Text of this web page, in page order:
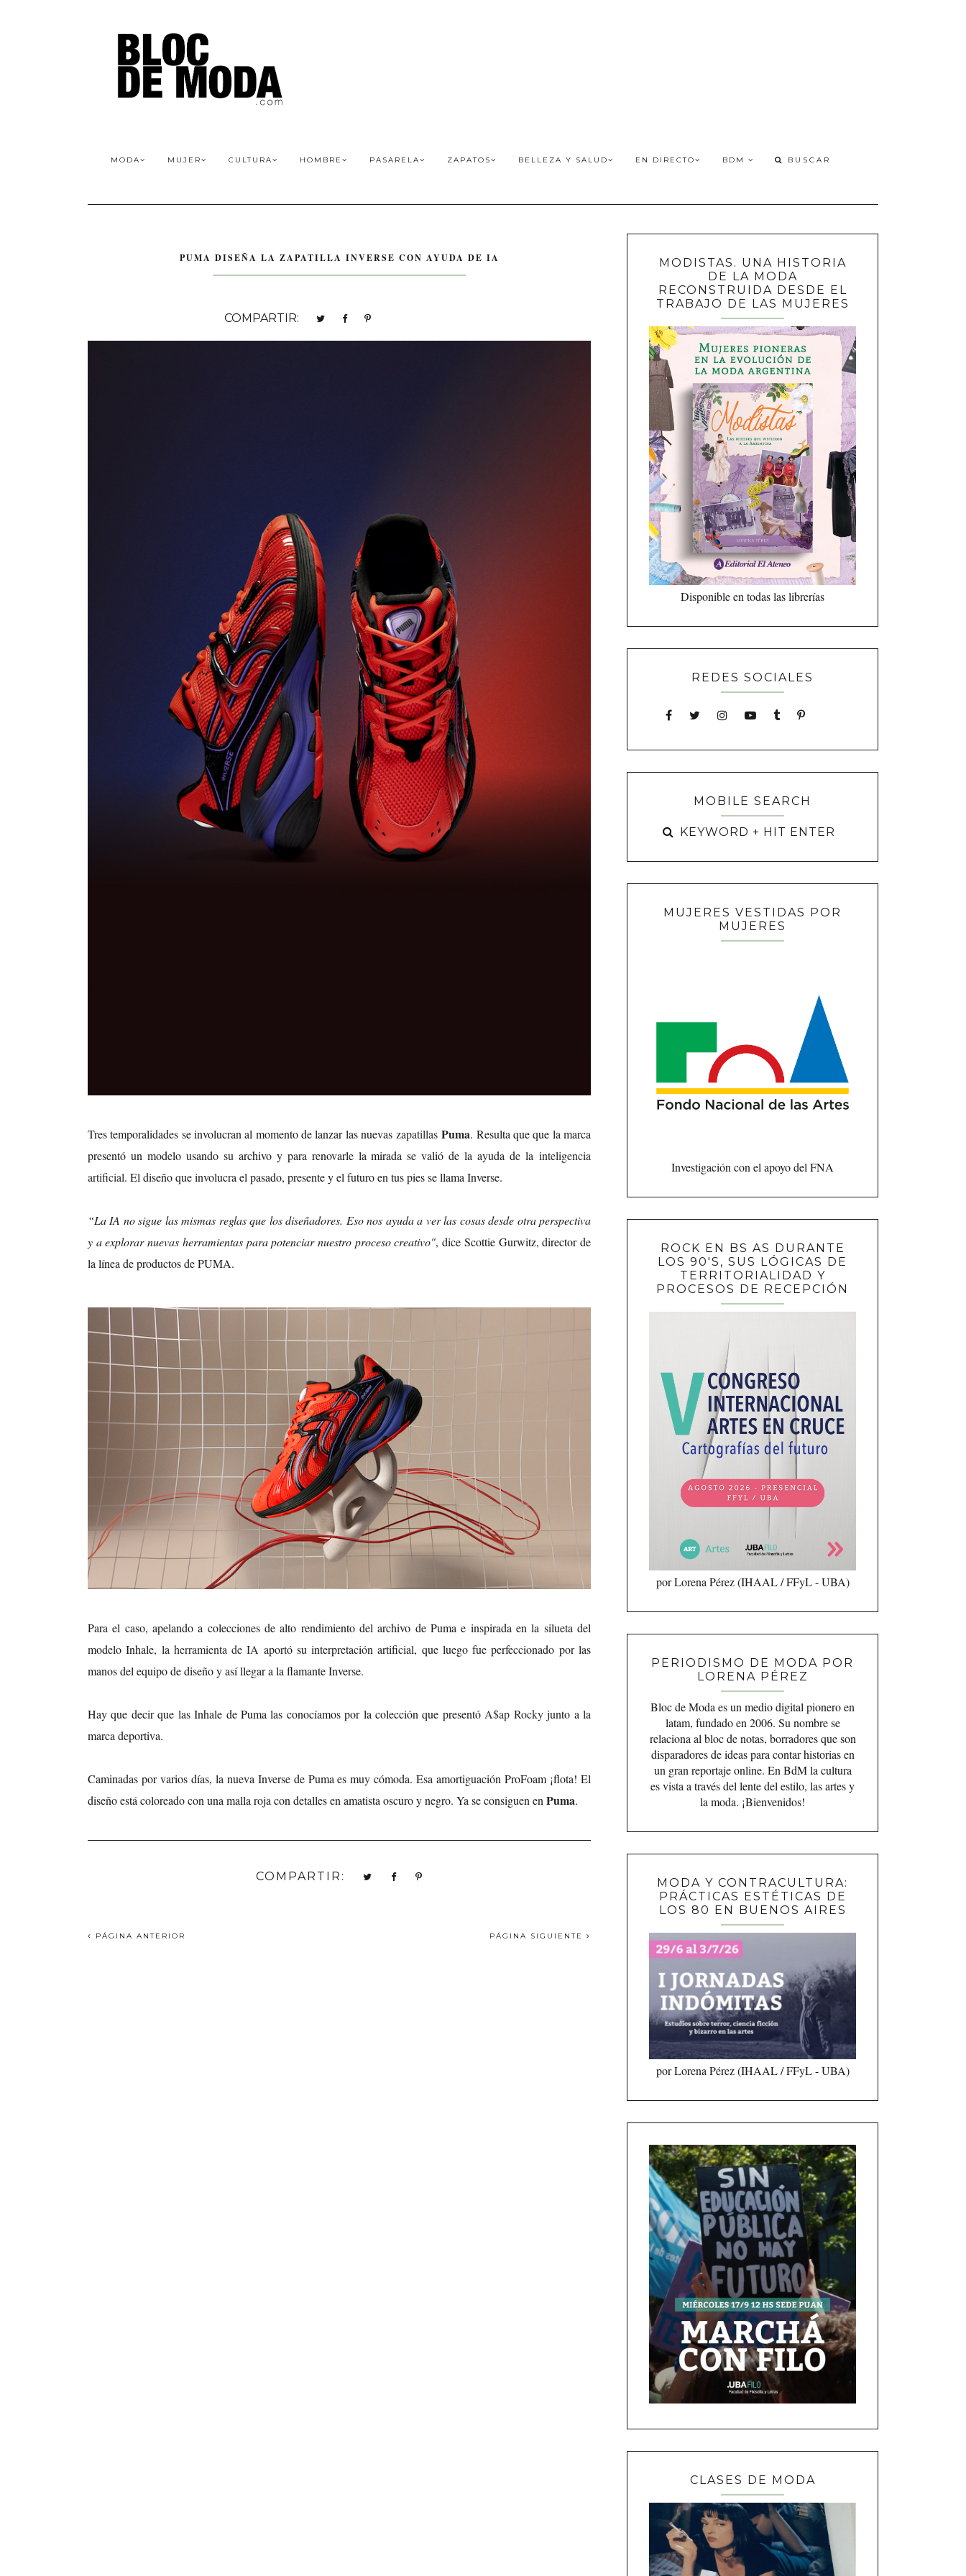
MODA MUJER CULTURA HOMBRE PASARELA ZAPATOS BELLEZA Y SALUD EN DIRECTO BDM
PUMA DISEÑA LA ZAPATILLA INVERSE CON AYUDA DE IA
COMPARTIR:
Tres temporalidades se involucran al momento de lanzar las nuevaszapatillas Puma. Resulta que que la marca
presentó un modelo usando su archivo y para renovarle la mirada se valió de la ayuda de la inteligencia
artificial. El diseño que involucra el pasado, presente y el futuro en tus pies se llama Inverse.
“La IA no sigue las mismas reglas que los diseñadores. Eso nos ayuda a ver las cosas desde otra perspectiva
y a explorar nuevas herramientas para potenciar nuestro proceso creativo", dice Scottie Gurwitz, director de
la línea de productos de PUMA.
Para el caso, apelando a colecciones de alto rendimiento del archivo de Puma e inspirada en la silueta del
modelo Inhale, la herramienta de IA aportó su interpretación artificial, que luego fue perfeccionado por las
manos del equipo de diseño y así llegar a la flamante Inverse.
Hay que decir que las Inhale de Puma las conocíamos por la colección que presentóA$ap Rockyjunto a la
marca deportiva.
Caminadas por varios días, la nueva Inverse de Puma es muy cómoda. Esa amortiguación ProFoam ¡flota! El
diseño está coloreado con una malla roja con detalles en amatista oscuro y negro. Ya se consiguen enPuma.
COMPARTIR:
PÁGINA ANTERIOR PÁGINA SIGUIENTE
MODISTAS. UNA HISTORIA
DE LA MODA
RECONSTRUIDA DESDE EL
TRABAJO DE LAS MUJERES
Disponible en todas las librerías
REDES SOCIALES
MOBILE SEARCH
MUJERES VESTIDAS POR
MUJERES
Investigación con el apoyo del FNA
ROCK EN BS AS DURANTE
LOS 90'S, SUS LÓGICAS DE
TERRITORIALIDAD Y
PROCESOS DE RECEPCIÓN
por Lorena Pérez (IHAAL / FFyL - UBA)
PERIODISMO DE MODA POR
LORENA PÉREZ
Bloc de Moda es un medio digital pionero en
latam, fundado en 2006. Su nombre se
relaciona al bloc de notas, borradores que son
disparadores de ideas para contar historias en
un gran reportaje online. En BdM la cultura
es vista a través del lente del estilo, las artes y
la moda. ¡Bienvenidos!
MODA Y CONTRACULTURA:
PRÁCTICAS ESTÉTICAS DE
LOS 80 EN BUENOS AIRES
por Lorena Pérez (IHAAL / FFyL - UBA)
CLASES DE MODA